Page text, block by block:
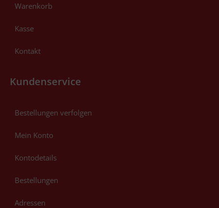
Warenkorb
Kasse
Kontakt
Kundenservice
Bestellungen verfolgen
Mein Konto
Kontodetails
Bestellungen
Adressen